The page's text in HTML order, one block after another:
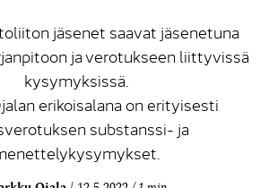
jäsenet saavat jäsenetuna
ja verotukseen liittyvissä
kysymyksissä.
erikoisalana on erityisesti
substanssi- ja